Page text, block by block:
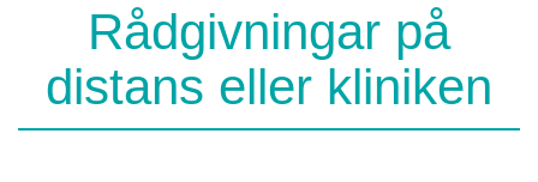
Rådgivningar på
distans eller kliniken